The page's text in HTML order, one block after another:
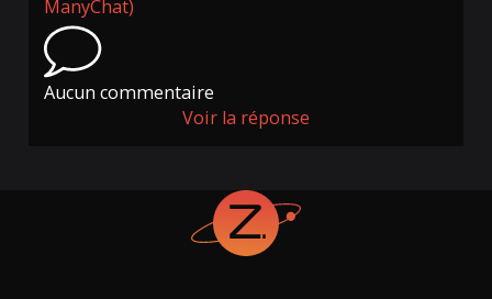
ManyChat)
Aucun commentaire
Voir la réponse